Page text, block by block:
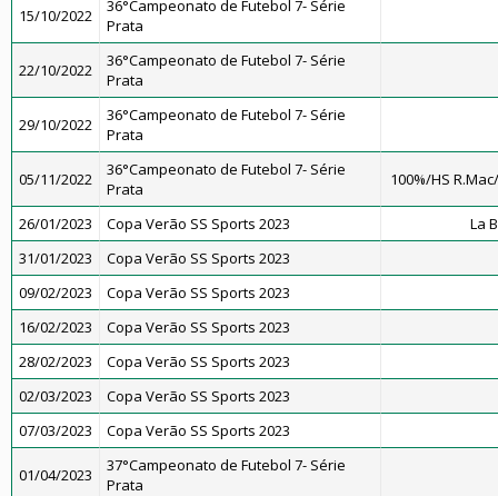
15/10/2022
36°Campeonato de Futebol 7- Série
Prata
22/10/2022
36°Campeonato de Futebol 7- Série
Prata
29/10/2022
36°Campeonato de Futebol 7- Série
Prata
05/11/2022
36°Campeonato de Futebol 7- Série
Prata
100%/HS
26/01/2023 Copa Verão SS Sports 2023
La
31/01/2023
Copa Verão SS Sports 2023
09/02/2023
Copa Verão SS Sports 2023
16/02/2023
Copa Verão SS Sports 2023
28/02/2023
Copa Verão SS Sports 2023
02/03/2023
Copa Verão SS Sports 2023
07/03/2023
Copa Verão SS Sports 2023
01/04/2023
37°Campeonato de Futebol 7- Série
Prata